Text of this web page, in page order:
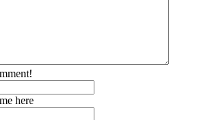
here